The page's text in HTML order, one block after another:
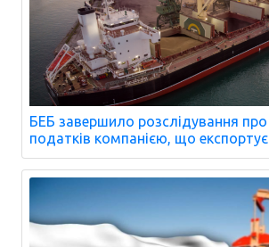
БЕБ завершило розслідування про
податків компанією, що